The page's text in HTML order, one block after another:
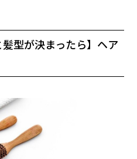
髪型が決まったら】ヘア